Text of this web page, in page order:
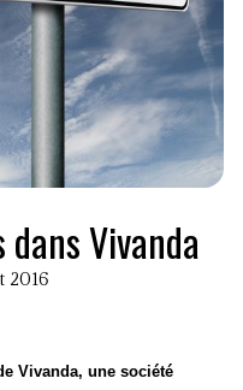
Vivanda
2016
Vivanda, une société